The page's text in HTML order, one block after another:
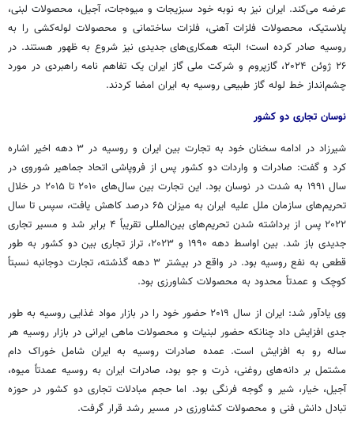
عرضه می‌کند. ایران نیز به نوبه خود سبزیجات و میوه‌جات، آجیل، محصولات لبنی،
پلاستیک، محصولات فلزات آهنی، فلزات ساختمانی و محصولات لوله‌کشی را به
روسیه صادر کرده است؛ البته همکاری‌های جدیدی نیز شروع به ظهور هستند. در
۲۶ ژوئن ۲۰۲۴، گازپروم و شرکت ملی گاز ایران یک تفاهم نامه راهبردی در مورد
چشم‌انداز خط لوله گاز طبیعی روسیه به ایران امضا کردند.
نوسان تجاری دو کشور
شیرزاد در ادامه سخنان خود به تجارت بین ایران و روسیه در ۳ دهه اخیر اشاره
کرد و گفت: صادرات و واردات دو کشور پس از فروپاشی اتحاد جماهیر شوروی در
سال ۱۹۹۱ به شدت در نوسان بود. این تجارت بین سال‌های ۲۰۱۰ تا ۲۰۱۵ در خلال
تحریم‌های سازمان ملل علیه ایران به میزان ۶۵ درصد کاهش یافت، سپس تا سال
۲۰۲۲ پس از برداشته شدن تحریم‌های بین‌المللی تقریباً ۴ برابر شد و مسیر تجاری
جدیدی باز شد. بین اواسط دهه ۱۹۹۰ و ۲۰۲۳، تراز تجاری بین دو کشور به طور
قطعی به نفع روسیه بود. در واقع در بیشتر ۳ دهه گذشته، تجارت دوجانبه نسبتاً
کوچک و عمدتاً محدود به محصولات کشاورزی بود.
وی یادآور شد: ایران از سال ۲۰۱۹ حضور خود را در بازار مواد غذایی روسیه به طور
جدی افزایش داد چنانکه حضور لبنیات و محصولات ماهی ایرانی در بازار روسیه هر
ساله رو به افزایش است. عمده صادرات روسیه به ایران شامل خوراک دام
مشتمل بر دانه‌های روغنی، ذرت و جو بود، صادرات ایران به روسیه عمدتاً میوه،
آجیل، خیار، شیر و گوجه فرنگی بود. اما حجم مبادلات تجاری دو کشور در حوزه
تبادل دانش فنی و محصولات کشاورزی در مسیر رشد قرار گرفت.